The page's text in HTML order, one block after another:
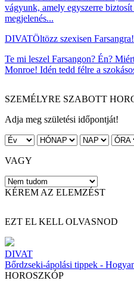
vágyunk, amely egyszerre
megjelenés...
DIVATÖltözz szexisen Farsangra!
Te mi leszel Farsangon? Én?
Monroe! Idén tedd félre a
SZEMÉLYRE SZABOTT
Adja meg születési időpontját!
VAGY
KÉREM AZ ELEMZÉST
EZT EL KELL OLVASNOD
DIVAT
Bőrdzseki-ápolási tippek -
HOROSZKÓP